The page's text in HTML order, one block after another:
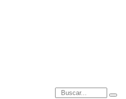
Introduce términos de